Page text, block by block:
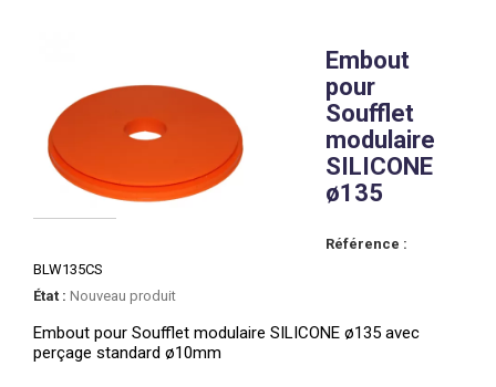
Embout
pour
Soufflet
modulaire
SILICONE
ø135
Référence :
BLW135CS
État : Nouveau produit
Embout pour Soufflet modulaire SILICONE ø135 avec
perçage standard ø10mm